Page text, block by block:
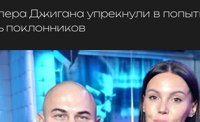
Джигана упрекнули в
поклонников